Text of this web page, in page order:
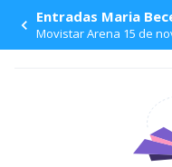
Entradas Maria
Movistar Arena 15 de